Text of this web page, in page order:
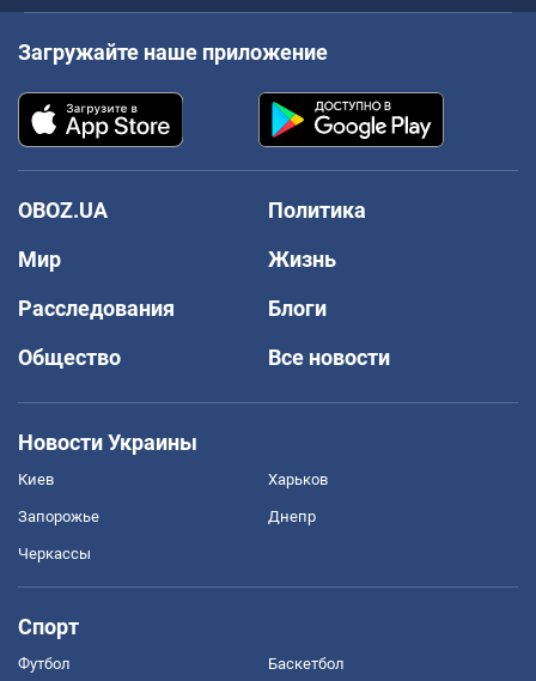
Загружайте наше приложение
OBOZ.UA
Политика
Мир
Жизнь
Расследования
Блоги
Общество
Все новости
Новости Украины
Киев Харьков
Запорожье Днепр
Черкассы
Спорт
Футбол Баскетбол